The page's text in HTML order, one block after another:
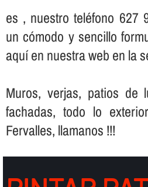
es , nuestro teléfono 627
un cómodo y sencillo
aquí­ en nuestra web en la
Muros, verjas, patios de
fachadas, todo lo
Fervalles, llamanos !!!